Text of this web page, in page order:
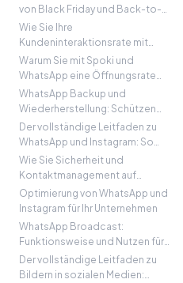
von Black Friday und Back-to-
School-Kampagnen nutzt
Wie Sie Ihre
Kundeninteraktionsrate mit
Spoki um bis zu 60% steigern
können
Warum Sie mit Spoki und
WhatsApp eine Öffnungsrate
von bis zu 98% erreichen
können
WhatsApp Backup und
Wiederherstellung: Schützen
Sie Ihre Chats und Daten
Der vollständige Leitfaden zu
WhatsApp und Instagram: So
nutzen Sie wichtige Funktionen
für Ihr Unternehmen
Wie Sie Sicherheit und
Kontaktmanagement auf
WhatsApp mit Spoki verbessern
Optimierung von WhatsApp und
Instagram für Ihr Unternehmen
WhatsApp Broadcast:
Funktionsweise und Nutzen für
Ihre Marketingstrategien
Der vollständige Leitfaden zu
Bildern in sozialen Medien: